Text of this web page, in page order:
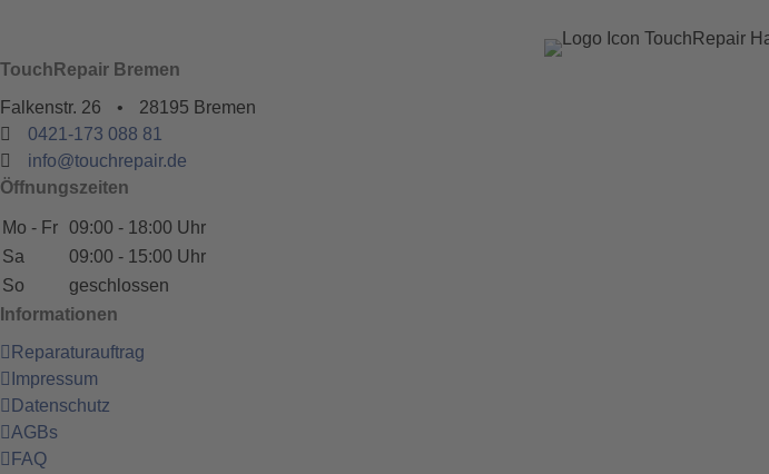
TouchRepair Bremen
Falkenstr. 26
•
28195 Bremen
0421-173 088 81
info@touchrepair.de
Öffnungszeiten
Mo - Fr 09:00 - 18:00 Uhr
Sa
09:00 - 15:00 Uhr
So
geschlossen
Informationen
Reparaturauftrag
Impressum
Datenschutz
AGBs
FAQ